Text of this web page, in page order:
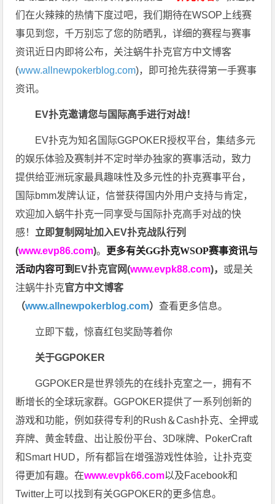
们在火辣辣的热情下度过吧，我们期待在WSOP上线赛
事见到您，千万别忘了您的防晒乳，详细的赛程与赛事
资讯近日内即将公布，关注蜗牛扑克官方中文博客
(www.allnewpokerblog.com)，即可抢先获得第一手赛事
资讯。
EV扑克邀请您与国际高手进行对战！
EV扑克为知名国际GGPOKER授权平台，集结多元
的娱乐体验及赛制并不定时举办独家的赛事活动，致力
提供给亚洲玩家最具趣味性及多元性的扑克赛事平台，
国际bmm发牌认证，信誉获得国内外用户支持与肯定，
欢迎加入蜗牛扑克一同享受与国际扑克高手对战的快
感！ 立即复制网址加入EV扑克战队行列
(www.evp86.com)。 更多有关GG扑克WSOP赛事资讯与
活动内容可到 EV扑克官网(www.evpk88.com)， 或是关
注蜗牛扑克官方中文博客
（www.allnewpokerblog.com）查看更多信息。
立即下载，惊喜红包奖励等着你
关于GGPOKER
GGPOKER是世界领先的在线扑克室之一，拥有不
断增长的全球玩家群。GGPOKER提供了一系列创新的
游戏和功能，例如获得专利的Rush＆Cash扑克、全押或
弃牌、黄金转盘、出让股份平台、3D咪牌、PokerCraft
和Smart HUD，所有都旨在增强游戏性体验，让扑克变
得更加有趣。在www.evpk66.com以及Facebook和
Twitter上可以找到有关GGPOKER的更多信息。